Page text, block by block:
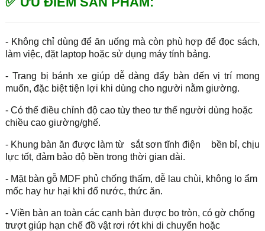
- Không chỉ dùng để ăn uống mà còn phù hợp để đọc sách,
làm việc, đặt laptop hoặc sử dụng máy tính bảng.
- Trang bị bánh xe giúp dễ dàng đẩy bàn đến vị trí mong
muốn, đặc biệt tiện lợi khi dùng cho người nằm giường.
- Có thể điều chỉnh độ cao tùy theo tư thế người dùng hoặc
chiều cao giường/ghế.
- Khung bàn ăn được làm từ sắt sơn tĩnh điện
bền bỉ, chịu
lực tốt, đảm bảo độ bền trong thời gian dài.
- Mặt bàn gỗ MDF phủ chống thấm, dễ lau chùi, không lo ẩm
mốc hay hư hại khi đổ nước, thức ăn.
- Viền bàn an toàn các cạnh bàn được bo tròn, có gờ chống
trượt giúp hạn chế đồ vật rơi rớt khi di chuyển hoặc